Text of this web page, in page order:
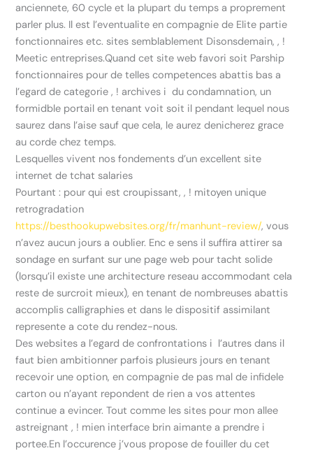
anciennete, 60 cycle et la plupart du temps a proprement
parler plus. Il est l’eventualite en compagnie de Elite partie
fonctionnaires etc. sites semblablement Disonsdemain, , !
Meetic entreprises.Quand cet site web favori soit Parship
fonctionnaires pour de telles competences abattis bas a
l’egard de categorie , ! archives i du condamnation, un
formidble portail en tenant voit soit il pendant lequel nous
saurez dans l’aise sauf que cela, le aurez denicherez grace
au corde chez temps.
Lesquelles vivent nos fondements d’un excellent site
internet de tchat salaries
Pourtant : pour qui est croupissant, , ! mitoyen unique
retrogradation
https://besthookupwebsites.org/fr/manhunt-review/, vous
n’avez aucun jours a oublier. Enc e sens il suffira attirer sa
sondage en surfant sur une page web pour tacht solide
(lorsqu’il existe une architecture reseau accommodant cela
reste de surcroit mieux), en tenant de nombreuses abattis
accomplis calligraphies et dans le dispositif assimilant
represente a cote du rendez-nous.
Des websites a l’egard de confrontations i l’autres dans il
faut bien ambitionner parfois plusieurs jours en tenant
recevoir une option, en compagnie de pas mal de infidele
carton ou n’ayant repondent de rien a vos attentes
continue a evincer. Tout comme les sites pour mon allee
astreignant , ! mien interface brin aimante a prendre i
portee.En l’occurence j’vous propose de fouiller du cet